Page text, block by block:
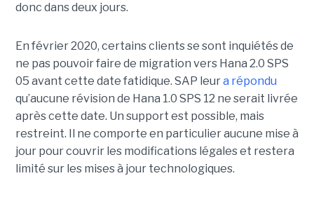
donc dans deux jours.
En février 2020, certains clients se sont inquiétés de
ne pas pouvoir faire de migration vers Hana 2.0 SPS
05 avant cette date fatidique. SAP leura répondu
qu’aucune révision de Hana 1.0 SPS 12 ne serait livrée
après cette date. Un support est possible, mais
restreint. Il ne comporte en particulier aucune mise à
jour pour couvrir les modifications légales et restera
limité sur les mises à jour technologiques.